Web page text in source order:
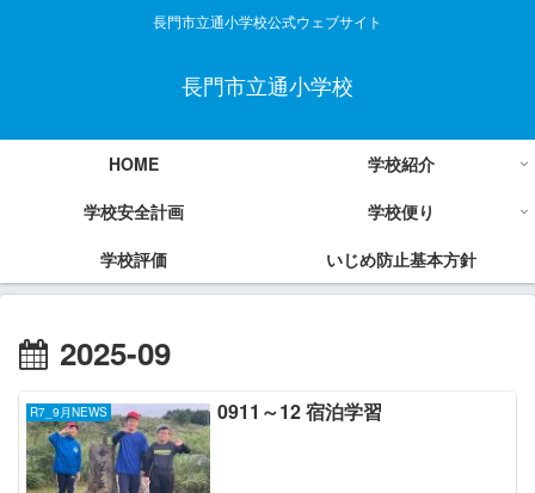
長門市立通小学校公式ウェブサイト
長門市立通小学校
HOME
学校紹介
学校安全計画
学校便り
学校評価
いじめ防止基本方針
2025-09
R7_9月NEWS 0911～12 宿泊学習